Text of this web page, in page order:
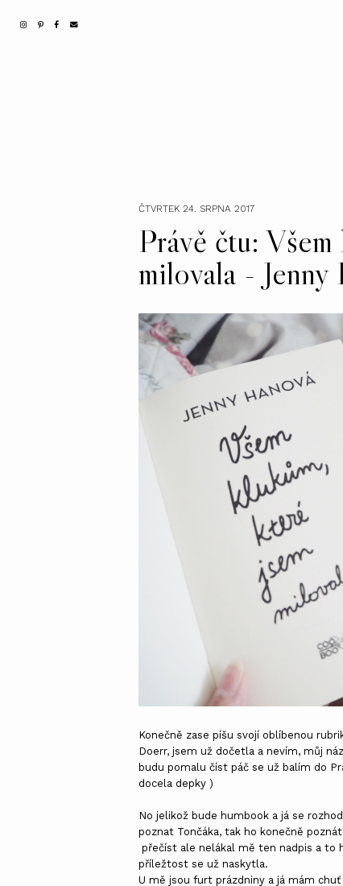
ČTVRTEK 24. SRPNA 2017
Právě čtu:
milovala - Jenny
Konečně zase píšu svojí oblíbenou
Doerr, jsem už dočetla a nevím, můj
budu pomalu číst páč se už balím do
docela depky )
No jelikož bude humbook a já se
poznat Tončáka, tak ho konečně
přečíst ale nelákal mě ten nadpis a to
příležtost se už naskytla.
U mě jsou furt prázdniny a já mám